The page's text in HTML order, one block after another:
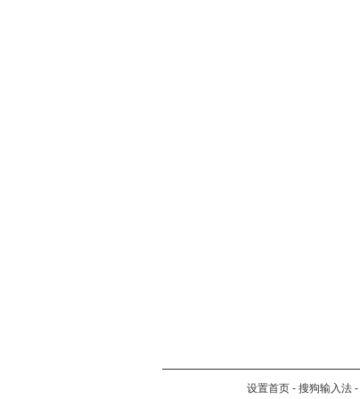
设置首页 - 搜狗输入法 -